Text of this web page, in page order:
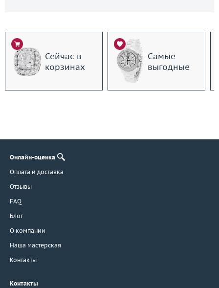
Сейчас в
корзинах
Самые
выгодные
Онлайн-оценка
Оплата и доставка
Отзывы
FAQ
Блог
О компании
Наша мастерская
Контакты
Контакты